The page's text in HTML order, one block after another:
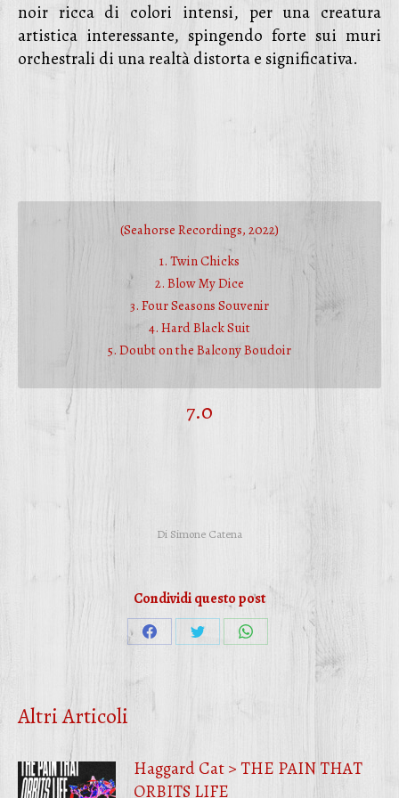
noir ricca di colori intensi, per una creatura
artistica interessante, spingendo forte sui muri
orchestrali di una realtà distorta e significativa.
(Seahorse Recordings, 2022)
1. Twin Chicks
2. Blow My Dice
3. Four Seasons Souvenir
4. Hard Black Suit
5. Doubt on the Balcony Boudoir
7.0
Di Simone Catena
Condividi questo post
CondividiCondividi
Twitter
Condividi
Altri Articoli
Haggard Cat > THE PAIN THAT
ORBITS LIFE